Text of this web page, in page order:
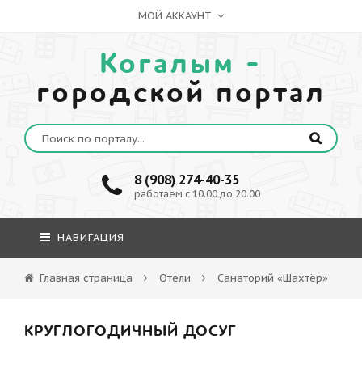
МОЙ АККАУНТ
Когалым -
городской портал
8 (908) 274-40-35
работаем с 10.00 до 20.00
НАВИГАЦИЯ
Главная страница Отели Санаторий «Шахтёр»
КРУГЛОГОДИЧНЫЙ ДОСУГ